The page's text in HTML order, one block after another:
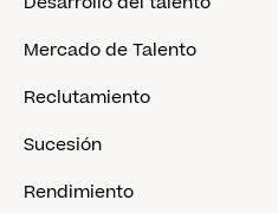
Mercado de Talento
Reclutamiento
Sucesión
Rendimiento